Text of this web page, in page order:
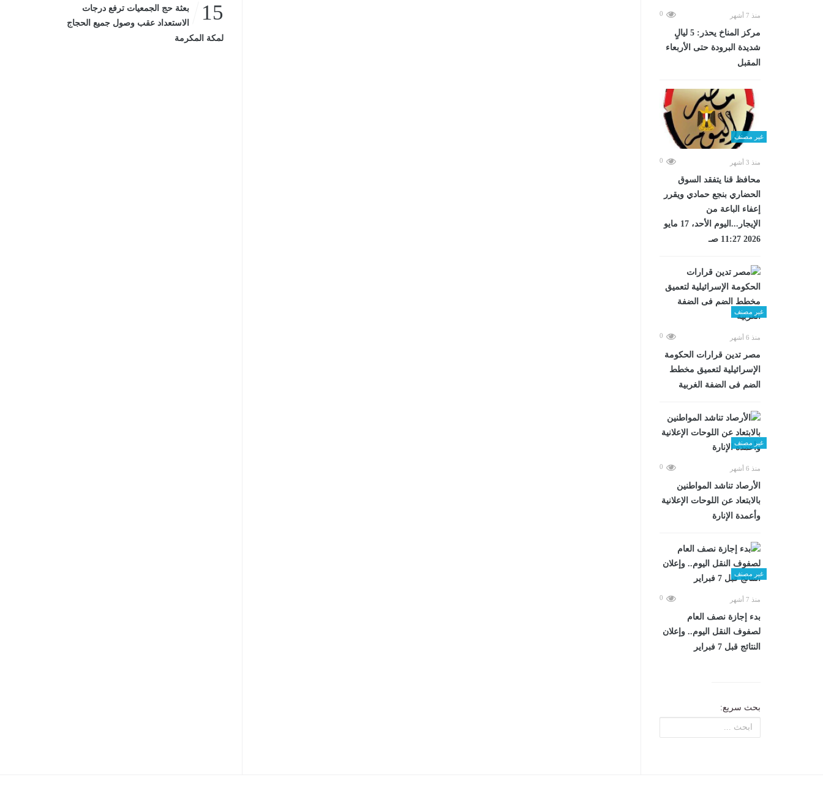
منذ 7 أشهر 0
مركز المناخ يحذر: 5 ليالٍ
شديدة البرودة حتى الأربعاء
المقبل
غير مصنف
منذ 3 أشهر 0
محافظ قنا يتفقد السوق
الحضاري بنجع حمادي ويقرر
إعفاء الباعة من
الإيجار...اليوم الأحد، 17 مايو
2026 11:27 صـ
غير مصنف
منذ 6 أشهر 0
مصر تدين قرارات الحكومة
الإسرائيلية لتعميق مخطط
الضم فى الضفة الغربية
غير مصنف
منذ 6 أشهر 0
الأرصاد تناشد المواطنين
بالابتعاد عن اللوحات الإعلانية
وأعمدة الإنارة
غير مصنف
منذ 7 أشهر 0
بدء إجازة نصف العام
لصفوف النقل اليوم.. وإعلان
النتائج قبل 7 فبراير
بحث سريع:
15
بعثة حج الجمعيات ترفع درجات
الاستعداد عقب وصول جميع الحجاج
لمكة المكرمة